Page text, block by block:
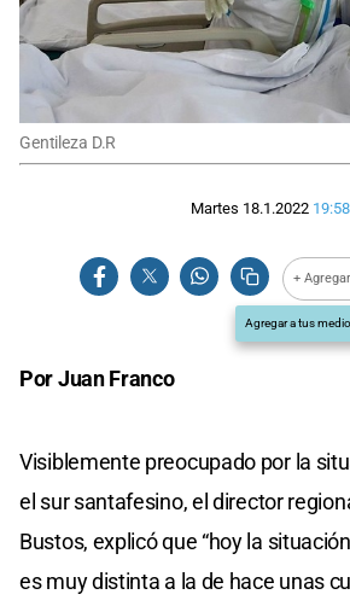
Gentileza D.R
Martes 18.1.2022 19:58
+
Agregar a tus
Por Juan Franco
Visiblemente preocupado por la
el sur santafesino, el director
Bustos, explicó que “hoy la
es muy distinta a la de hace unas